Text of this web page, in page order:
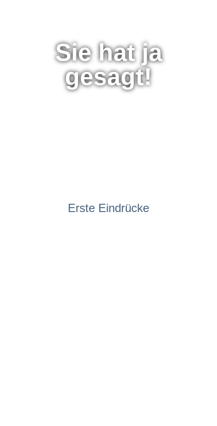
Sie hat ja
gesagt!
Erste Eindrücke